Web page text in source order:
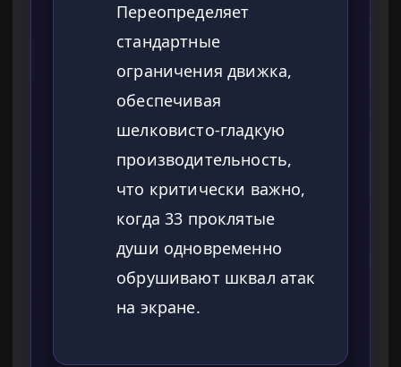
Переопределяет
стандартные
ограничения движка,
обеспечивая
шелковисто-гладкую
производительность,
что критически важно,
когда 33 проклятые
души одновременно
обрушивают шквал атак
на экране.